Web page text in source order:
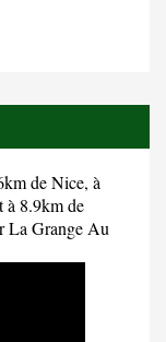
de Nice, à
à 8.9km de
La Grange Au